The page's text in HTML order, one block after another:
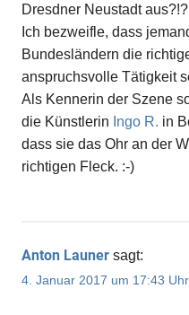
Dresdner Neustadt
Ich bezweifle, dass
Bundesländern die
anspruchsvolle Tätigkeit
Als Kennerin der Szene
die Künstlerin Ingo R. in
dass sie das Ohr an der
richtigen Fleck. :-)
Anton Launer sagt:
4. Januar 2017 um 17:43 Uhr